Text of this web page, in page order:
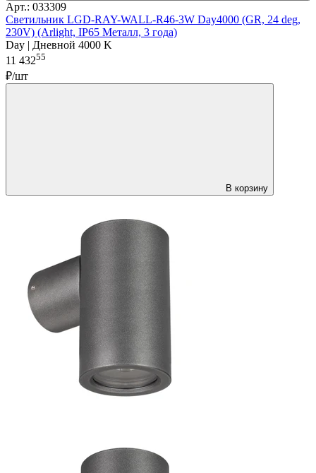
Арт.: 033309
Светильник LGD-RAY-WALL-R46-3W Day4000 (GR, 24 deg,
230V) (Arlight, IP65 Металл, 3 года)
Day | Дневной 4000 K
11 43255
₽/шт
В корзину